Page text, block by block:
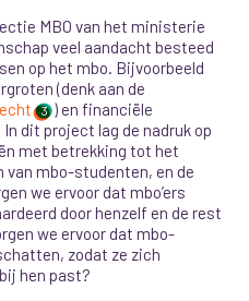
MBO van het ministerie
veel aandacht besteed
op het mbo. Bijvoorbeeld
(denk aan de
3 ) en financiële
dit project lag de nadruk op
met betrekking tot het
van mbo-studenten, en de
we ervoor dat mbo’ers
door henzelf en de rest
we ervoor dat mbo-
zodat ze zich
hen past?